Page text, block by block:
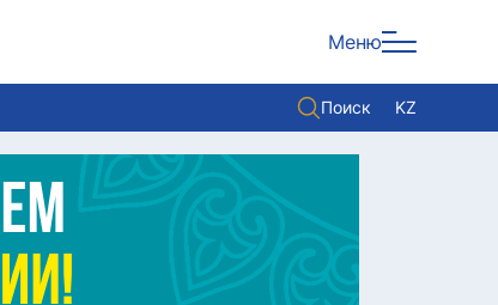
Меню
Поиск KZ
Политика
Экономика